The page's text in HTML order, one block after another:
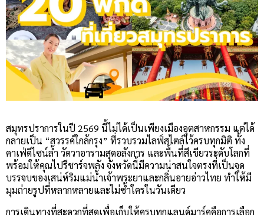
สมุทรปราการในปี 2569 นี้ไม่ได้เป็นเพียงเมืองอุตสาหกรรม แต่ได้
กลายเป็น “สวรรค์ใกล้กรุง” ที่รวบรวมไลฟ์สไตล์ไว้ครบทุกมิติ ทั้ง
คาเฟ่ดีไซน์ล้ำ วัดวาอารามสุดอลังการ และพื้นที่สีเขียวระดับโลกที่
พร้อมให้คุณไปรีชาร์จพลัง จังหวัดนี้มีความน่าสนใจตรงที่เป็นจุด
บรรจบของเสน่ห์ริมแม่น้ำเจ้าพระยาและกลิ่นอายอ่าวไทย ทำให้มี
มุมถ่ายรูปที่หลากหลายและไม่ซ้ำใครในวันเดียว
การเดินทางที่สะดวกที่สุดเพื่อเก็บให้ครบทุกแลนด์มาร์คคือการเลือก